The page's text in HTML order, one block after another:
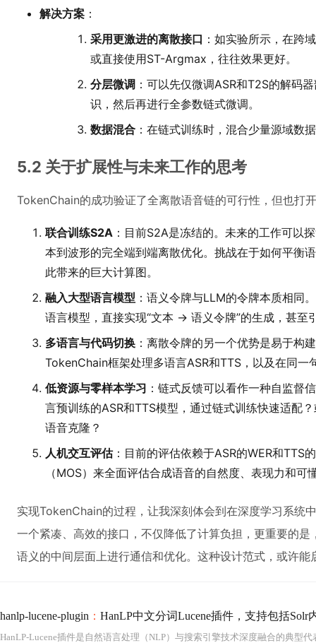
解决方案 ：
采用更激进的离散接口 ：如实验所示，在跨
或直接使用ST-Argmax，往往效果更好。
分层微调 ：可以先仅微调ASR和T2S的解码
识，然后再进行全参数链式微调。
数据混合 ：在链式训练时，混合少量源域数
5.2 关于扩展性与未来工作的思考
TokenChain的成功验证了全离散语音链的可行性，但也打
联合训练S2A ：目前S2A是冻结的。未来的工作可以
本到波形的完全端到端离散优化。挑战在于如何平衡
此带来的巨大计算图。
融入大型语言模型 ：语义令牌与LLM的令牌本质相同
语言模型，直接实现“文本 -> 语义令牌”的生成，甚
多语言与代码切换 ：离散令牌的另一个优势是易于构
TokenChain框架处理多语言ASR和TTS，以及在同
低资源与零样本学习 ：链式反馈可以看作一种自监督
言预训练的ASR和TTS模型，通过链式训练快速适配
语音克隆？
人机交互评估：目前的评估依赖于ASR的WER和TTS
（MOS）来全面评估合成语音的自然度、表现力和
实现TokenChain的过程，让我深刻体会到在深度学习系统
一个紧凑、高效的接口，不仅降低了计算负担，更重要的
语义的中间层面上进行通信和优化。这种设计范式，或许
hanlp-lucene-plugin ： HanLP中文分词Lucene插件，支持包括Solr